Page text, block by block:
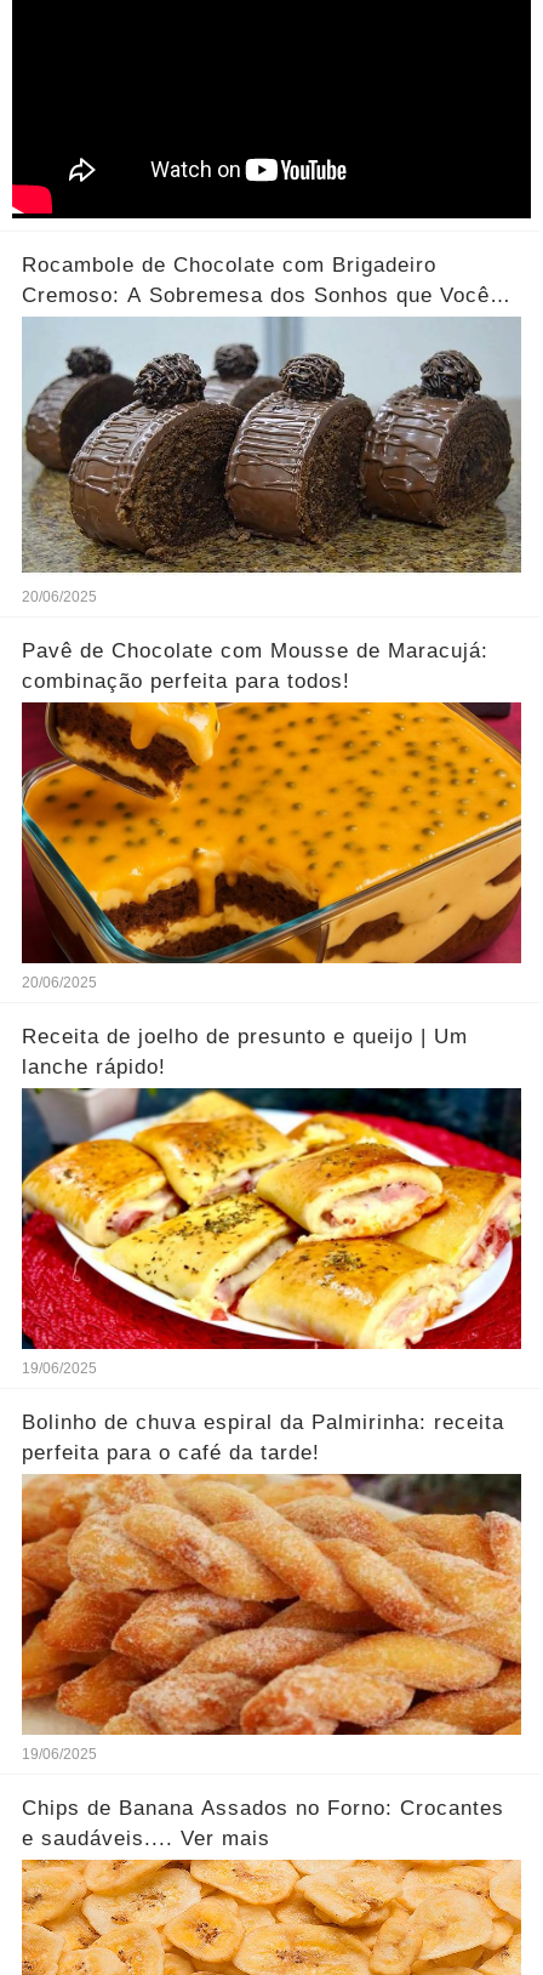
Rocambole de Chocolate com Brigadeiro
Cremoso: A Sobremesa dos Sonhos que Você
20/06/2025
Pavê de Chocolate com Mousse de Maracujá:
combinação perfeita para todos!
20/06/2025
Receita de joelho de presunto e queijo | Um
lanche rápido!
19/06/2025
Bolinho de chuva espiral da Palmirinha: receita
perfeita para o café da tarde!
19/06/2025
Chips de Banana Assados no Forno: Crocantes
e saudáveis.... Ver mais